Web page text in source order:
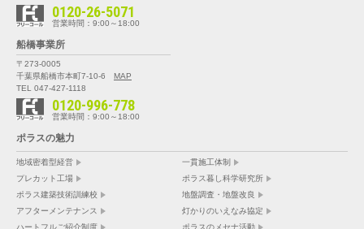
0120-26-5071
営業時間：9:00～18:00
船橋事業所
〒273-0005
千葉県船橋市本町7-10-6
MAP
TEL 047-427-1118
0120-996-778
営業時間：9:00～18:00
ポラスの魅力
地域密着型経営
一貫施工体制
プレカット工場
ポラス暮し科学研究所
ポラス建築技術訓練校
地盤調査・地盤改良
アフターメンテナンス
灯かりのいえなみ協定
ハートフルご紹介制度
ポラスのメセナ活動